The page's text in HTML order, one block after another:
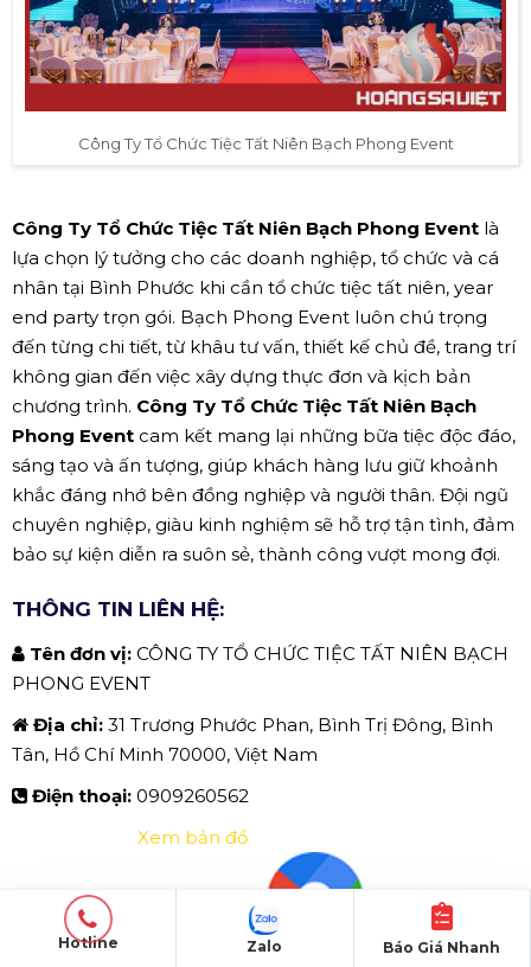
Công Ty Tổ Chức Tiệc Tất Niên Bạch Phong Event
Công Ty Tổ Chức Tiệc Tất Niên Bạch Phong Event là
lựa chọn lý tưởng cho các doanh nghiệp, tổ chức và cá
nhân tại Bình Phước khi cần tổ chức tiệc tất niên, year
end party trọn gói. Bạch Phong Event luôn chú trọng
đến từng chi tiết, từ khâu tư vấn, thiết kế chủ đề, trang trí
không gian đến việc xây dựng thực đơn và kịch bản
chương trình. Công Ty Tổ Chức Tiệc Tất Niên Bạch
Phong Event cam kết mang lại những bữa tiệc độc đáo,
sáng tạo và ấn tượng, giúp khách hàng lưu giữ khoảnh
khắc đáng nhớ bên đồng nghiệp và người thân. Đội ngũ
chuyên nghiệp, giàu kinh nghiệm sẽ hỗ trợ tận tình, đảm
bảo sự kiện diễn ra suôn sẻ, thành công vượt mong đợi.
THÔNG TIN LIÊN HỆ:
Tên đơn vị: CÔNG TY TỔ CHỨC TIỆC TẤT NIÊN BẠCH
PHONG EVENT
Địa chỉ: 31 Trương Phước Phan, Bình Trị Đông, Bình
Tân, Hồ Chí Minh 70000, Việt Nam
Điện thoại: 0909260562
Xem bản đồ
Hotline Báo Giá Nhanh
Zalo